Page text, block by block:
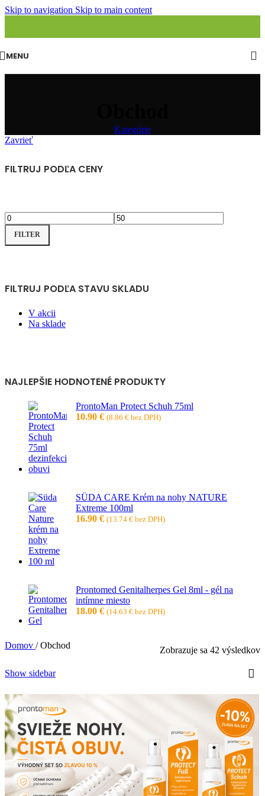
Skip to navigation Skip to main content
MENU
Kategórie
Zavrieť
FILTRUJ PODĽA CENY
Minimálna
cena
Maximálna
cena
FILTER
FILTRUJ PODĽA STAVU SKLADU
V akcii
Na sklade
NAJLEPŠIE HODNOTENÉ PRODUKTY
ProntoMan Protect Schuh 75ml
10.90 € (8.86 € bez DPH)
SÜDA CARE Krém na nohy NATURE
Extreme 100ml
16.90 € (13.74 € bez DPH)
Prontomed Genitalherpes Gel 8ml - gél na
intímne miesto
18.00 € (14.63 € bez DPH)
Domov / Obchod Zobrazuje sa 42 výsledkov
Show sidebar